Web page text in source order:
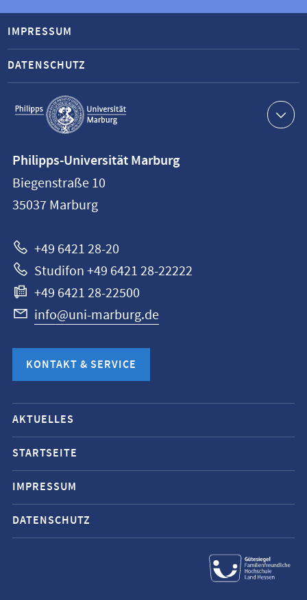
Service-
Navigation
IMPRESSUM
DATENSCHUTZ
Philipps-
Universität
Marburg
Philipps-Universität Marburg
Biegenstraße 10
35037 Marburg
+49 6421 28-20
Studifon +49 6421 28-22222
+49 6421 28-22500
info@uni-marburg.de
KONTAKT & SERVICE
Mobile-
Service-
Navigation
und
Social
Media
Kontakte
AKTUELLES
STARTSEITE
IMPRESSUM
DATENSCHUTZ